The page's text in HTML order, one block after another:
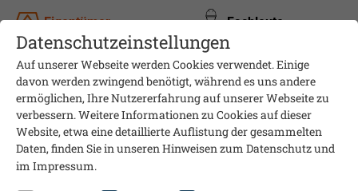
Eigentümer Fachleute
Datenschutzeinstellungen
Auf unserer Webseite werden Cookies verwendet. Einige
davon werden zwingend benötigt, während es uns andere
ermöglichen, Ihre Nutzererfahrung auf unserer Webseite zu
verbessern. Weitere Informationen zu Cookies auf dieser
Website, etwa eine detaillierte Auflistung der gesammelten
Daten, finden Sie in unseren Hinweisen zum Datenschutzund
im Impressum.